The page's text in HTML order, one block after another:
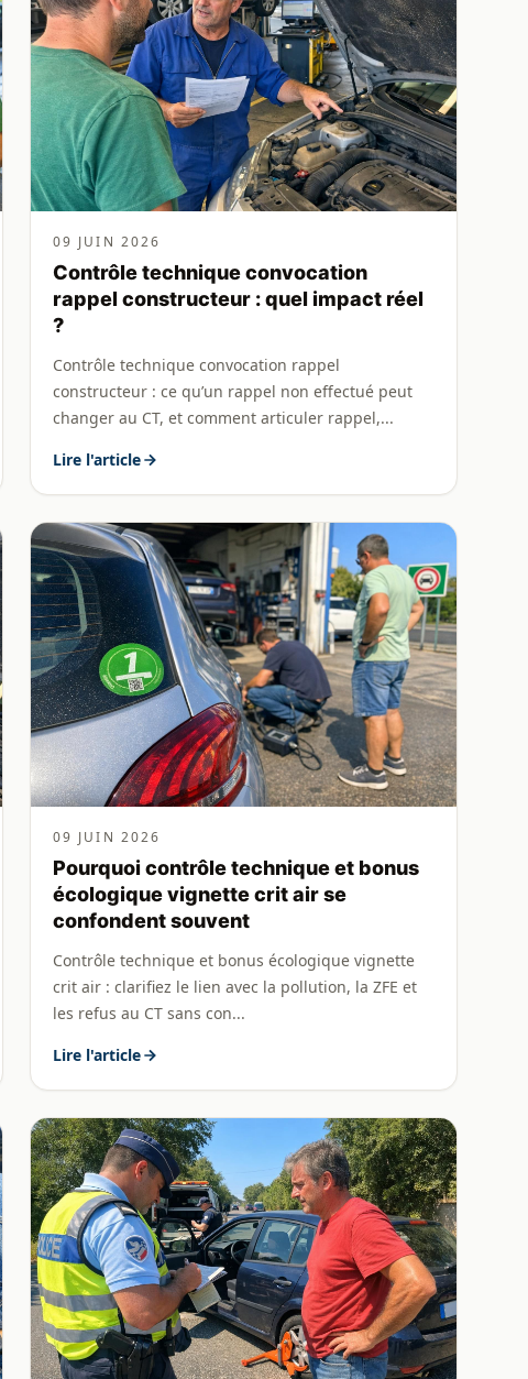
09 JUIN 2026
Contrôle technique convocation
rappel constructeur : quel impact réel
?
Contrôle technique convocation rappel
constructeur : ce qu’un rappel non effectué peut
changer au CT, et comment articuler rappel,...
Lire l'article
09 JUIN 2026
Pourquoi contrôle technique et bonus
écologique vignette crit air se
confondent souvent
Contrôle technique et bonus écologique vignette
crit air : clarifiez le lien avec la pollution, la ZFE et
les refus au CT sans con...
Lire l'article